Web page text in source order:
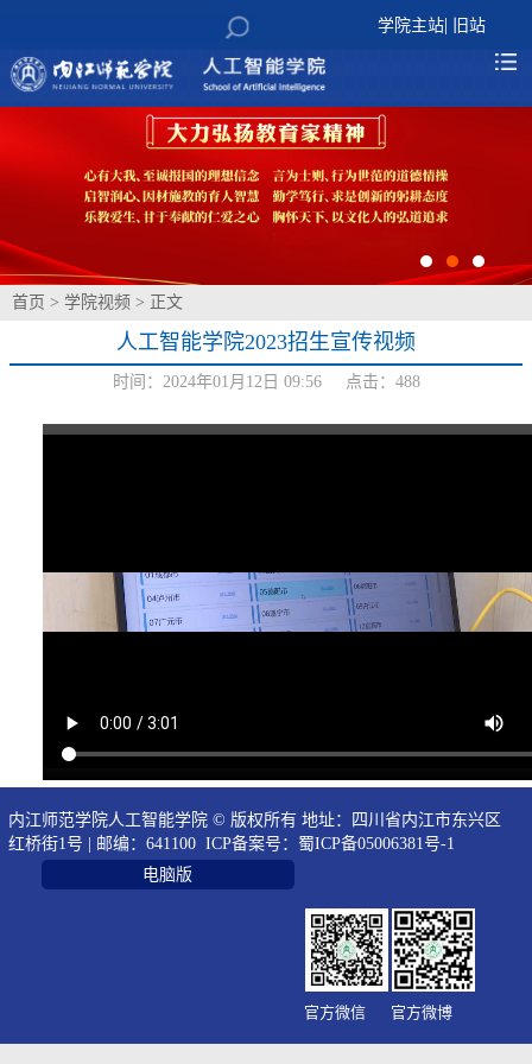
学院主站| 旧站
首页 > 学院视频 > 正文
人工智能学院2023招生宣传视频
时间：2024年01月12日 09:56 点击： 488
内江师范学院人工智能学院 © 版权所有 地址：四川省内江市东兴区
红桥街1号 | 邮编：641100 ICP备案号： 蜀ICP备05006381号-1
电脑版
官方微信 官方微博